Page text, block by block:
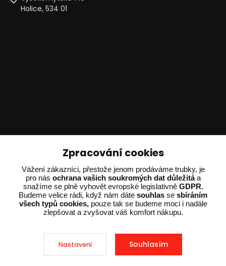
Holice, 534 01
Technické poradenství
Ing. Adam Dvořák
+420 602 234 254
(Po-Pá 8:00 - 15:00)
potrebujiporadit@dvorak-karlik.cz
2025 © Dvorak-Karlik.cz – Všechna práva vyhrazena. Design od
Zpracování cookies
Vážení zákazníci, přestože jenom prodáváme trubky, je
pro nás ochrana vašich soukromých dat důležitáa
snažíme se plně vyhovět evropské legislativně GDPR.
Budeme velice rádi, když nám dáte souhlas se sbíráním
všech typů cookies,pouze tak se budeme moci i nadále
zlepšovat a zvyšovat váš komfort nákupu.
Nastavení Souhlasím